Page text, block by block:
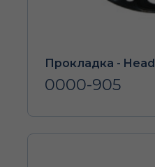
Прокладка - Head
0000-905